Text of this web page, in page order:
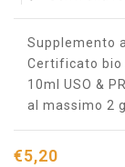
Supplemento
Certificato bio
10ml USO &
al massimo 2
€5,20